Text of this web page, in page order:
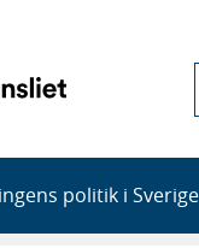
politik i